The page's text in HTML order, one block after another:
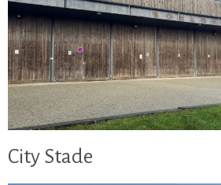
City Stade